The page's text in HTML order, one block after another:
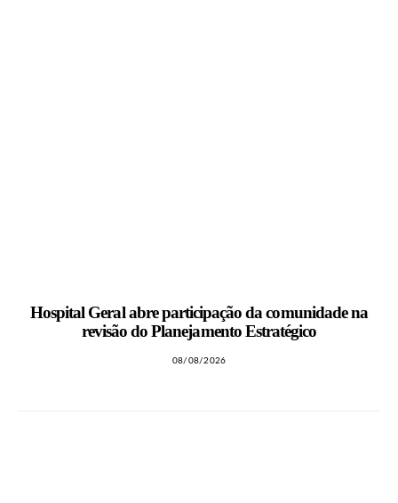
Hospital Geral abre participação da comunidade na
revisão do Planejamento Estratégico
08/08/2026